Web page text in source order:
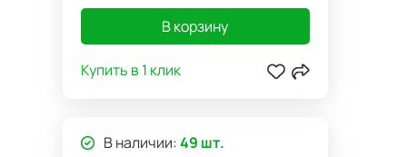
В корзину
Купить в 1 клик
В наличии:49 шт.